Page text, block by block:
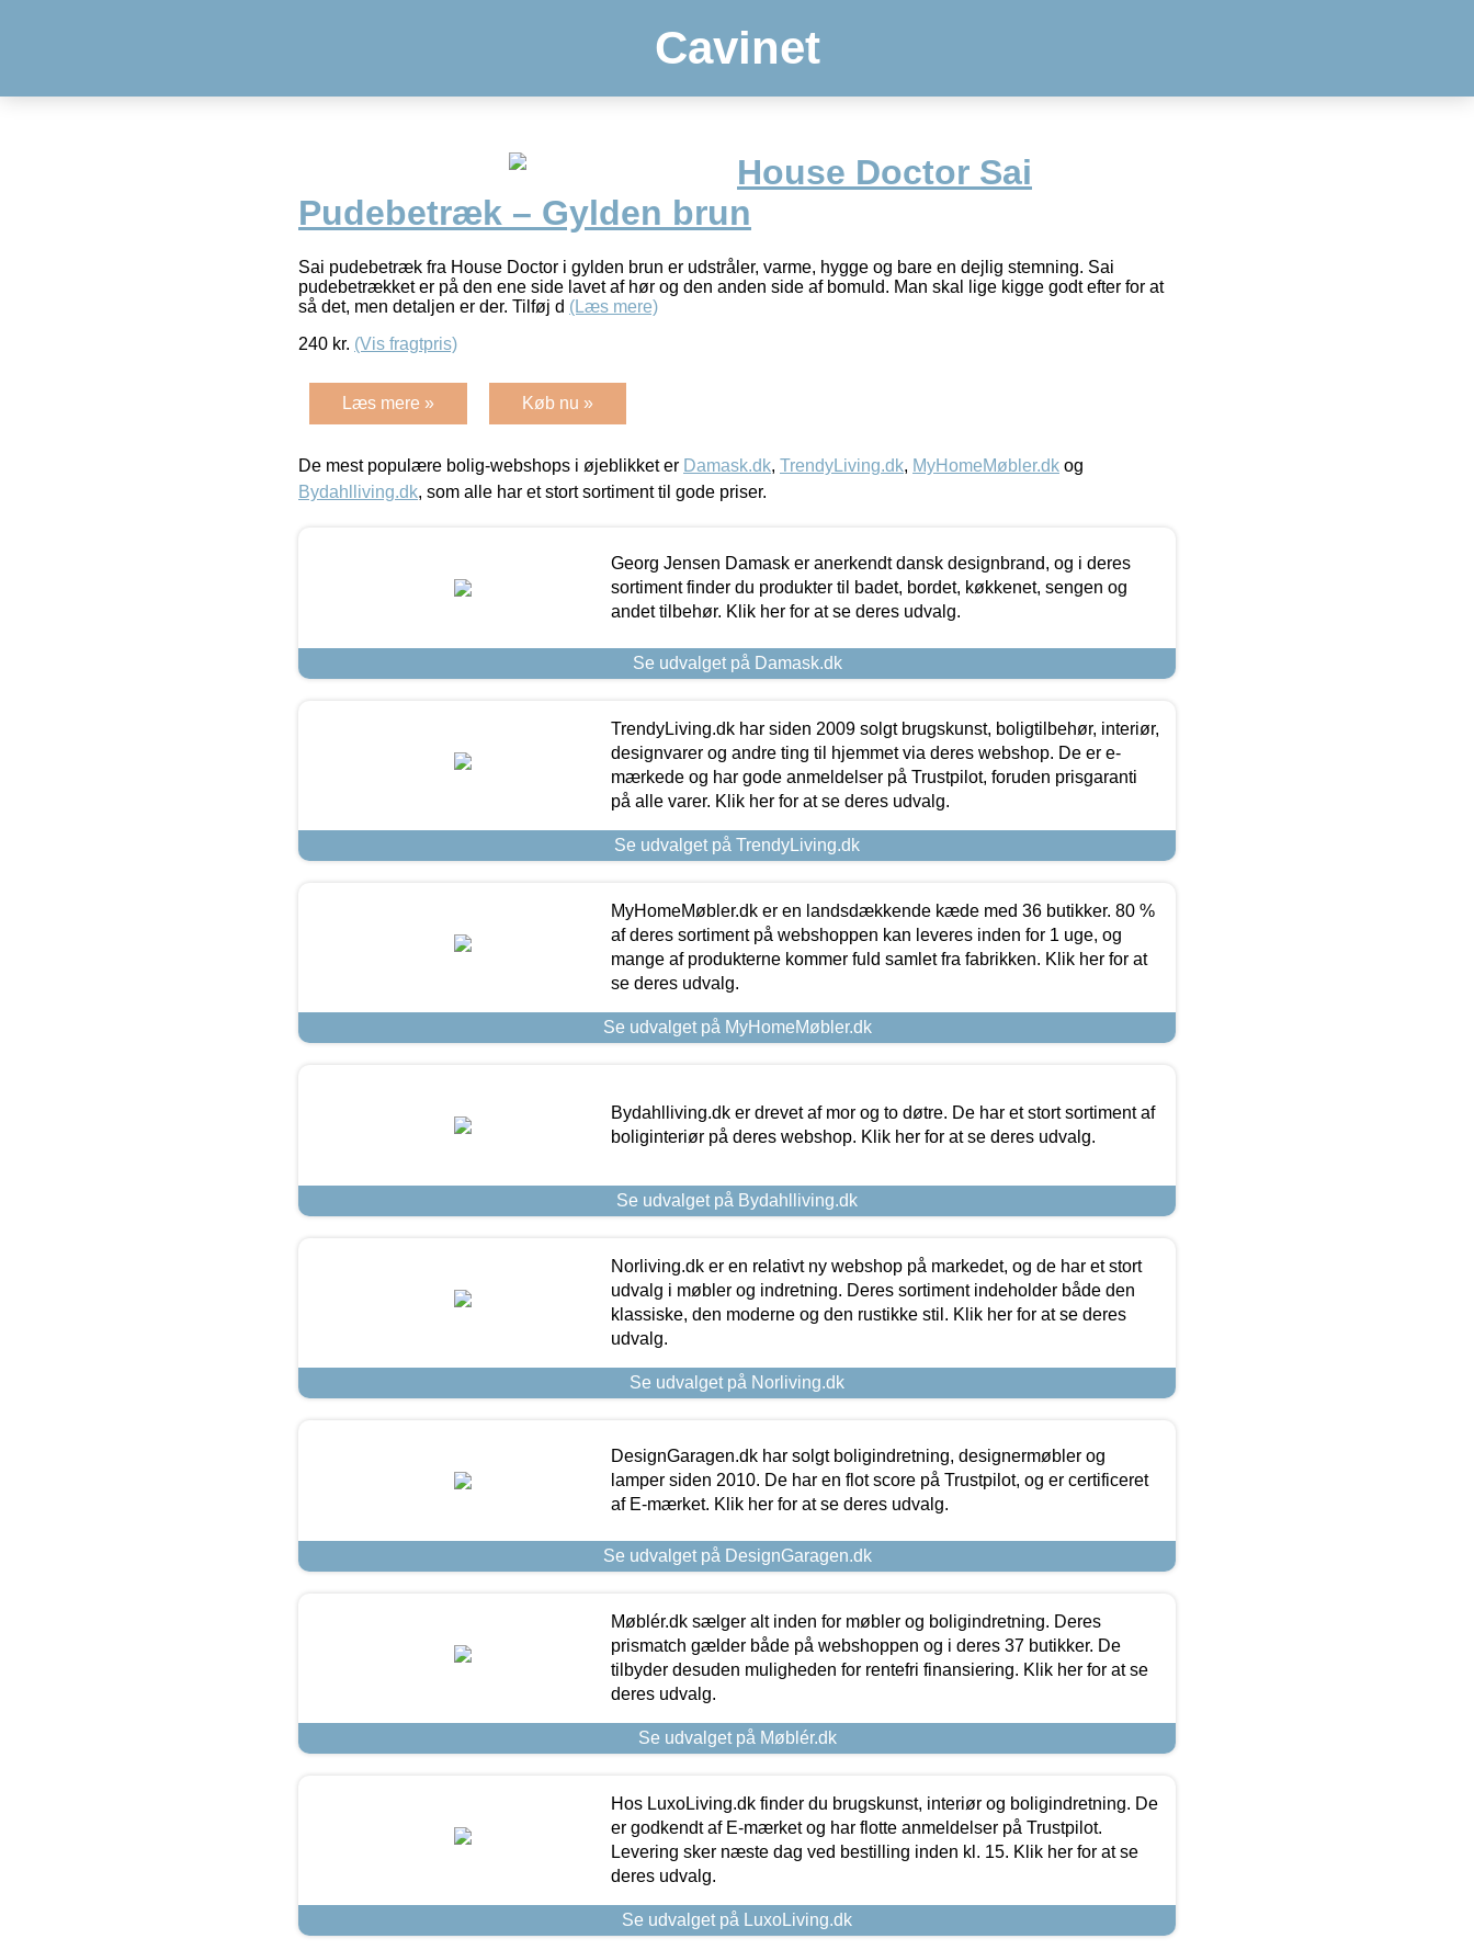
Cavinet
House Doctor Sai
Pudebetræk – Gylden brun
Sai pudebetræk fra House Doctor i gylden brun er udstråler, varme, hygge og bare en dejlig stemning. Sai
pudebetrækket er på den ene side lavet af hør og den anden side af bomuld. Man skal lige kigge godt efter for at
så det, men detaljen er der. Tilføj d (Læs mere)
240 kr. (Vis fragtpris)
Læs mere » Køb nu »
De mest populære bolig-webshops i øjeblikket er Damask.dk, TrendyLiving.dk, MyHomeMøbler.dk og
Bydahlliving.dk, som alle har et stort sortiment til gode priser.
Georg Jensen Damask er anerkendt dansk designbrand, og i deres
sortiment finder du produkter til badet, bordet, køkkenet, sengen og
andet tilbehør. Klik her for at se deres udvalg.
Se udvalget på Damask.dk
TrendyLiving.dk har siden 2009 solgt brugskunst, boligtilbehør, interiør,
designvarer og andre ting til hjemmet via deres webshop. De er e-
mærkede og har gode anmeldelser på Trustpilot, foruden prisgaranti
på alle varer. Klik her for at se deres udvalg.
Se udvalget på TrendyLiving.dk
MyHomeMøbler.dk er en landsdækkende kæde med 36 butikker. 80 %
af deres sortiment på webshoppen kan leveres inden for 1 uge, og
mange af produkterne kommer fuld samlet fra fabrikken. Klik her for at
se deres udvalg.
Se udvalget på MyHomeMøbler.dk
Bydahlliving.dk er drevet af mor og to døtre. De har et stort sortiment af
boliginteriør på deres webshop. Klik her for at se deres udvalg.
Se udvalget på Bydahlliving.dk
Norliving.dk er en relativt ny webshop på markedet, og de har et stort
udvalg i møbler og indretning. Deres sortiment indeholder både den
klassiske, den moderne og den rustikke stil. Klik her for at se deres
udvalg.
Se udvalget på Norliving.dk
DesignGaragen.dk har solgt boligindretning, designermøbler og
lamper siden 2010. De har en flot score på Trustpilot, og er certificeret
af E-mærket. Klik her for at se deres udvalg.
Se udvalget på DesignGaragen.dk
Møblér.dk sælger alt inden for møbler og boligindretning. Deres
prismatch gælder både på webshoppen og i deres 37 butikker. De
tilbyder desuden muligheden for rentefri finansiering. Klik her for at se
deres udvalg.
Se udvalget på Møblér.dk
Hos LuxoLiving.dk finder du brugskunst, interiør og boligindretning. De
er godkendt af E-mærket og har flotte anmeldelser på Trustpilot.
Levering sker næste dag ved bestilling inden kl. 15. Klik her for at se
deres udvalg.
Se udvalget på LuxoLiving.dk